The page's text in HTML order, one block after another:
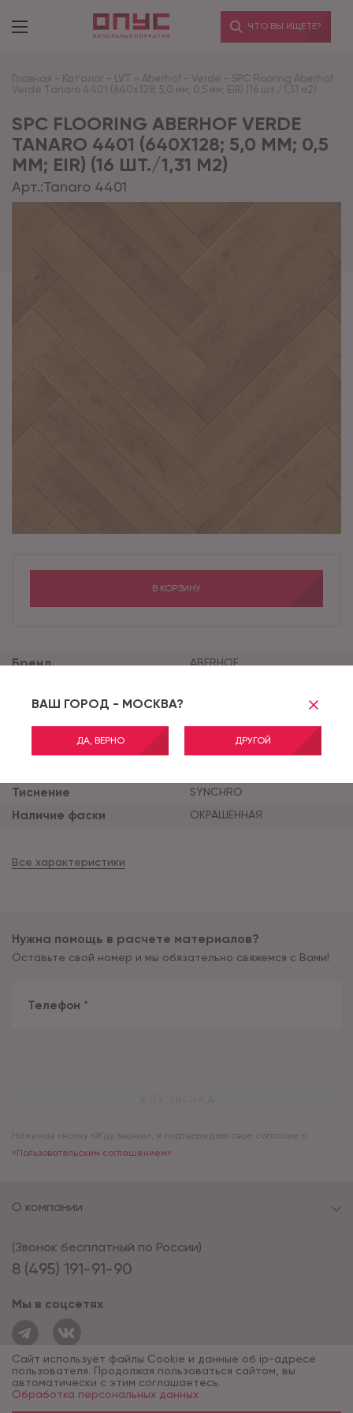
ВАШ ГОРОД - МОСКВА?
ДА, ВЕРНО ДРУГОЙ
ЧТО ВЫ ИЩЕТЕ?
Главная - Каталог - LVT - Aberhof - Verde - SPC Flooring Aberhof
Verde Tanaro 4401 (640х128; 5,0 мм; 0,5 мм; EIR) (16 шт./1,31 м2)
SPC FLOORING ABERHOF VERDE
TANARO 4401 (640Х128; 5,0 ММ; 0,5
ММ; EIR) (16 ШТ./1,31 М2)
Арт.:Tanaro 4401
Бренд ABERHOF
Тип соединения
Толщина продукта (мм)
Толщина защитного сло
0.5
Тиснение SYNCHRO
Наличие фаски ОКРАШЕННАЯ
Все характеристики
В КОРЗИНУ
Нужна помощь в расчете материалов?
Оставьте свой номер и мы обязательно свяжемся с Вами!
Телефон *
Нажимая кнопку «Жду звонка», я подтверждаю свое согласие с
«Пользовательским соглашением»
8 (495) 191-91-90
(Звонок бесплатный по России)
Мы в соцсетях
О компании
© 1994 - 2026*, «ОПУС ТД»
Сайт использует файлы Cookie и данные об ip-адресе
пользователя. Продолжая пользоваться сайтом, вы
автоматически с этим соглашаетесь.
Обработка персональных данных